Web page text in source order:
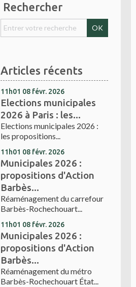
Rechercher
Articles récents
11h01 08 févr. 2026
Elections municipales
2026 à Paris : les...
Elections municipales 2026 :
les propositions...
11h01 08 févr. 2026
Municipales 2026 :
propositions d'Action
Barbès...
Réaménagement du carrefour
Barbès-Rochechouart...
11h01 08 févr. 2026
Municipales 2026 :
propositions d'Action
Barbès...
Réaménagement du métro
Barbès-Rochechouart État...